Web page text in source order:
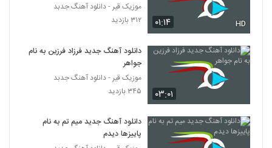
Xaniar Nemidooni (Acoustic
Version)
۲۷۹ بازدید
موزیک زیبای دورت بگردم از محمد میزبانی
5326
۲۶۰ بازدید
۰۱:۱۴ HD
موزیک قیر - دانلود آهنگ جدبد
۳۱۲ بازدید
۰۳:۰۱
دانلود آهنگ جدید فرزاد فرزین به نام
جواهر
موزیک قیر - دانلود آهنگ جدبد
۳۴۵ بازدید
دانلود آهنگ جدید میم تم به نام
پاییزها دیدم